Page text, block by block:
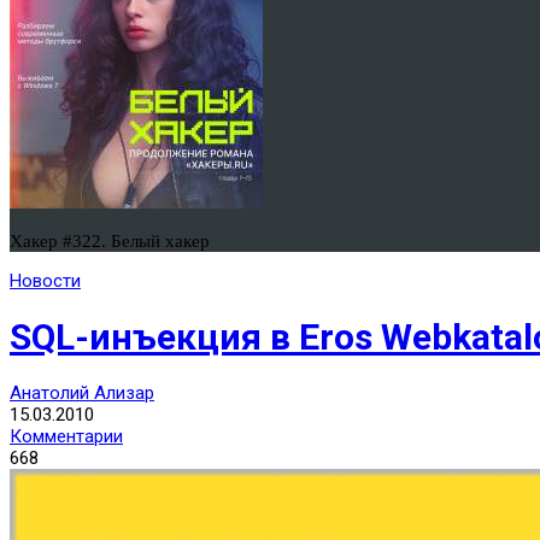
Хакер #322. Белый хакер
Новости
SQL-инъекция в Eros
Анатолий Ализар
15.03.2010
Комментарии
668